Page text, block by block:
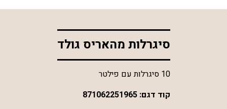
סיגרלות מהאריס גולד
10 סיגרלות עם פילטר
קוד דגם:871062251965